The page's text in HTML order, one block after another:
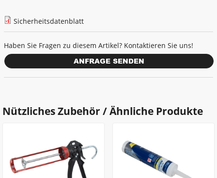
Sicherheitsdatenblatt
Haben Sie Fragen zu diesem Artikel? Kontaktieren Sie uns!
ANFRAGE SENDEN
Nützliches Zubehör / Ähnliche Produkte